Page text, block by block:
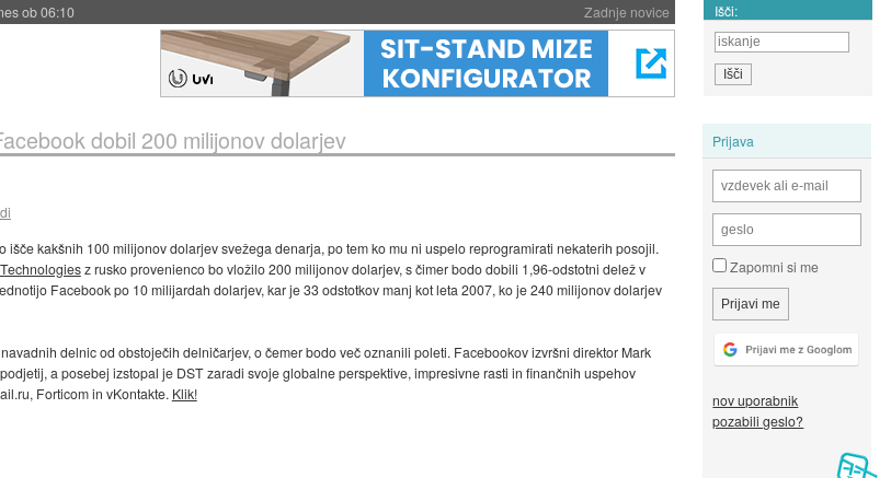
Zadnje novice Išči:
Prijava
Zapomni si me
nov uporabnik
pozabili geslo?
dobil 200 milijonov dolarjev
kakšnih 100 milijonov dolarjev svežega denarja, po tem ko mu ni uspelo reprogramirati nekaterih posojil.
z rusko provenienco bo vložilo 200 milijonov dolarjev, s čimer bodo dobili 1,96-odstotni delež v
Facebook po 10 milijardah dolarjev, kar je 33 odstotkov manj kot leta 2007, ko je 240 milijonov dolarjev
delnic od obstoječih delničarjev, o čemer bodo več oznanili poleti. Facebookov izvršni direktor Mark
a posebej izstopal je DST zaradi svoje globalne perspektive, impresivne rasti in finančnih uspehov
Forticom in vKontakte. Klik!